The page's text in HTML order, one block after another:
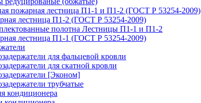
пожарная лестница П1-1 и П1-2 (ГОСТ Р 53254-2009)
лестница П1-2 (ГОСТ Р 53254-2009)
полотна Лестницы П1-1 и П1-2
лестница П1-1 (ГОСТ Р 53254-2009)
для фальцевой кровли
для скатной кровли
[Эконом]
трубчатые
кондиционера